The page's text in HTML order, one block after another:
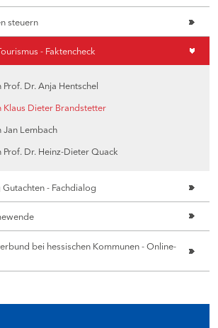
steuern
- Faktencheck
Dr. Anja Hentschel
Klaus Dieter Brandstetter
Jan Lembach
Prof. Dr. Heinz-Dieter Quack
- Fachdialog
bei hessischen Kommunen - Online-